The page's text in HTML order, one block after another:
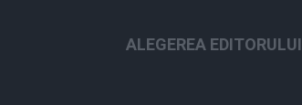
ALEGEREA EDITORULUI